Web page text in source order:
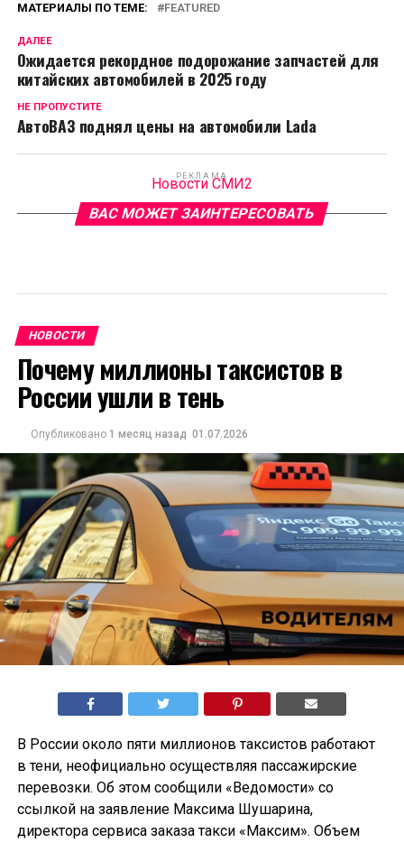
МАТЕРИАЛЫ ПО ТЕМЕ: FEATURED
ДАЛЕЕ
Ожидается рекордное подорожание запчастей для
китайских автомобилей в 2025 году
НЕ ПРОПУСТИТЕ
АвтоВАЗ поднял цены на автомобили Lada
РЕКЛАМА
Новости СМИ2
ВАС МОЖЕТ ЗАИНТЕРЕСОВАТЬ
НОВОСТИ
Почему миллионы таксистов в
России ушли в тень
Опубликовано 1 месяц назад 01.07.2026
В России около пяти миллионов таксистов работают
в тени, неофициально осуществляя пассажирские
перевозки. Об этом сообщили «Ведомости» со
ссылкой на заявление Максима Шушарина,
директора сервиса заказа такси «Максим». Объем